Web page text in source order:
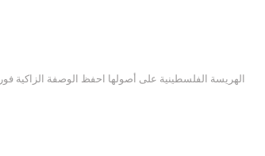
الهريسة الفلسطينية على أصولها احفظ الوصفة الزاكية فوراً